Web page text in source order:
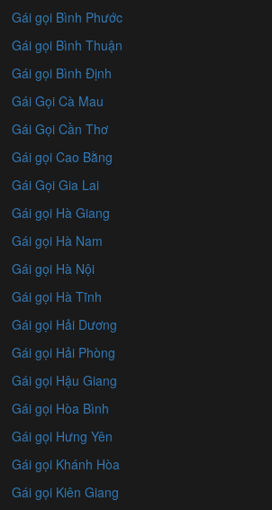
Gái gọi Bình Phước
Gái gọi Bình Thuận
Gái gọi Bình Định
Gái Gọi Cà Mau
Gái Gọi Cần Thơ
Gái gọi Cao Bằng
Gái Gọi Gia Lai
Gái gọi Hà Giang
Gái gọi Hà Nam
Gái gọi Hà Nội
Gái gọi Hà Tĩnh
Gái gọi Hải Dương
Gái gọi Hải Phòng
Gái gọi Hậu Giang
Gái gọi Hòa Bình
Gái gọi Hưng Yên
Gái gọi Khánh Hòa
Gái gọi Kiên Giang